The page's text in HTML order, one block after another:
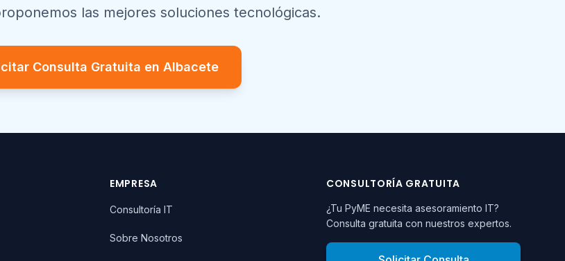
las mejores soluciones tecnológicas.
Consulta Gratuita en Albacete
EMPRESA
Consultoría IT
Sobre Nosotros
CONSULTORÍA GRATUITA
¿Tu PyME necesita asesoramiento IT?
Consulta gratuita con nuestros expertos.